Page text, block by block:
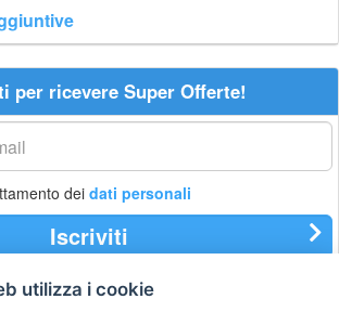
per ricevere Super Offerte!
dei dati personali
Iscriviti
utilizza i cookie